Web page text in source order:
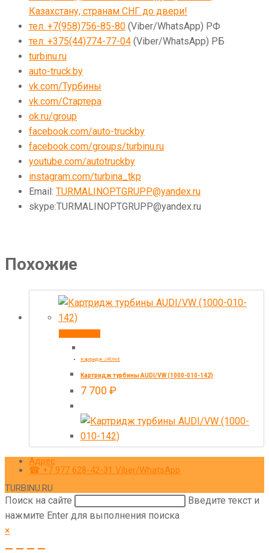
Казахстану, странам СНГ до двери!
тел. +7(958)756-85-80 (Viber/WhatsApp) РФ
тел. +375(44)774-77-04 (Viber/WhatsApp) РБ
turbinu.ru
auto-truck.by
vk.com/Турбины
vk.com/Стартера
ok.ru/group
facebook.com/auto-truckby
facebook.com/groups/turbinu.ru
youtube.com/autotruckby
instagram.com/turbina_tkp
Email: TURMALINOPTGRUPP@yandex.ru
skype:TURMALINOPTGRUPP@yandex.ru
Похожие
Картридж JRONE
Картридж турбины AUDI/VW (1000-010-142)
7 700 ₽
Адрес
☎ +7 977 628-42-31 Viber/WhatsApp
TURBINU.RU
Поиск на сайте
Введите текст и
нажмите Enter для выполнения поиска
×